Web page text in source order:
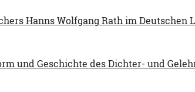
Hanns Wolfgang Rath im
und Geschichte des Dichter- und